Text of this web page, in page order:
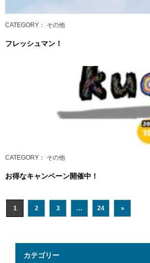
CATEGORY ： その他
フレッシュマン！
CATEGORY ： その他
お得なキャンペーン開催中！
1 2 3 … 24 »
カテゴリー